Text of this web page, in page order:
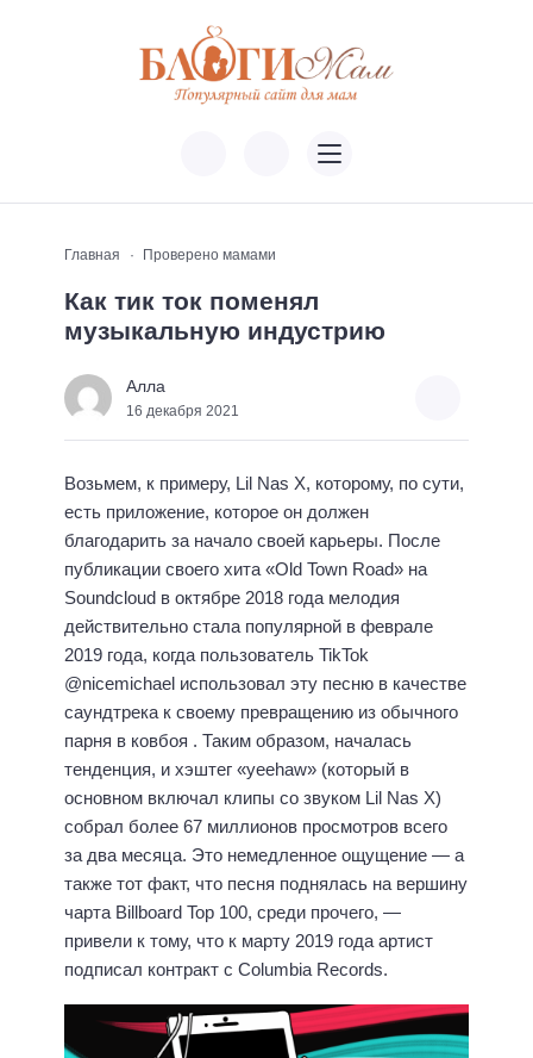
Главная Проверено мамами
Как тик ток поменял
музыкальную индустрию
Алла
16 декабря 2021
Возьмем, к примеру, Lil Nas X, которому, по сути,
есть приложение, которое он должен
благодарить за начало своей карьеры. После
публикации своего хита «Old Town Road» на
Soundcloud в октябре 2018 года мелодия
действительно стала популярной в феврале
2019 года, когда пользователь TikTok
@nicemichael использовал эту песню в качестве
саундтрека к своему превращению из обычного
парня в ковбоя . Таким образом, началась
тенденция, и хэштег «yeehaw» (который в
основном включал клипы со звуком Lil Nas X)
собрал более 67 миллионов просмотров всего
за два месяца. Это немедленное ощущение — а
также тот факт, что песня поднялась на вершину
чарта Billboard Top 100, среди прочего, —
привели к тому, что к марту 2019 года артист
подписал контракт с Columbia Records.